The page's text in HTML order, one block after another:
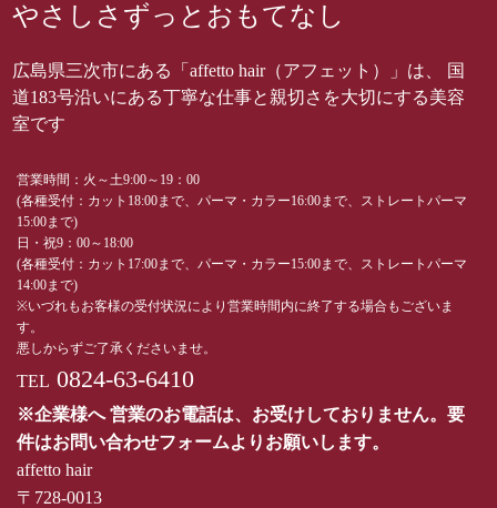
やさしさずっとおもてなし
広島県三次市にある「affetto hair（アフェット）」は、 国
道183号沿いにある丁寧な仕事と親切さを大切にする美容
室です
営業時間：火～土9:00～19：00
(各種受付：カット18:00まで、パーマ・カラー16:00まで、ストレートパーマ
15:00まで)
日・祝9：00～18:00
(各種受付：カット17:00まで、パーマ・カラー15:00まで、ストレートパーマ
14:00まで)
※いづれもお客様の受付状況により営業時間内に終了する場合もございま
す。
悪しからずご了承くださいませ。
TEL 0824-63-6410
※企業様へ 営業のお電話は、お受けしておりません。要
件はお問い合わせフォームよりお願いします。
affetto hair
〒728-0013